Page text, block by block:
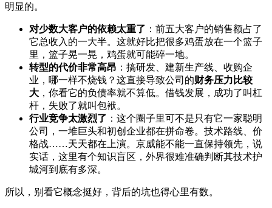
明显的。
对少数大客户的依赖太重了 ：前五大客户的销售额占了
它总收入的一大半。这就好比把很多鸡蛋放在一个篮子
里，篮子晃一晃，鸡蛋就可能碎一地。
转型的代价非常高昂 ：搞研发、建新生产线、收购企
业，哪一样不烧钱？这直接导致公司的财务压力比较
大 ，你看它的负债率就不算低。借钱发展，成功了叫杠
杆，失败了就叫包袱。
行业竞争太激烈了 ：这个圈子里可不是只有它一家聪明
公司，一堆巨头和初创企业都在拼命卷。技术路线、价
格战……天天都在上演。京威能不能一直保持领先，说
实话，这里有个知识盲区，外界很难准确判断其技术护
城河到底有多深。
所以，别看它概念挺好，背后的坑也得心里有数。